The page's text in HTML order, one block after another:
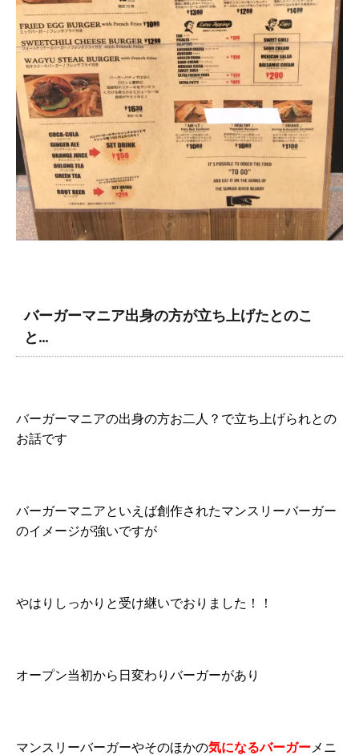
バーガーマニア出身の方が立ち上げたとのこ
と...
バーガーマニアの出身の方お二人？で立ち上げられとの
お話です
バーガーマニアといえば創作されたマンスリーバーガー
のイメージが強いですが
やはりしっかりと受け継いでおりました！！
オープン当初から日変わりバーガーがあり
マンスリーバーガーやそのほかの気になるバーガー メニ